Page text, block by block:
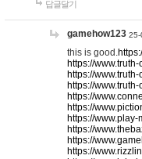
답글달기
gamehow123 25-
this is good.
https://
https://
https://
https://
https://
https://
https://
https://
https://